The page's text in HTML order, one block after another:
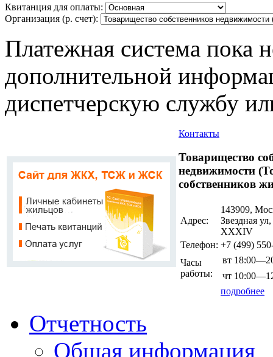
Квитанция для оплаты:
Организация (р. счет):
Платежная система пока
дополнительной
диспетчерскую службу
Контакты
Товарищество
недвижимости
собственников
Адрес:
143909,
Звездная
ХХХIV
Телефон: +7 (499)
Часы
работы:
вт
чт
подробнее
Отчетность
Общая информация